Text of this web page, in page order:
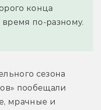
конца
по-разному.
сезона
пообещали
мрачные и